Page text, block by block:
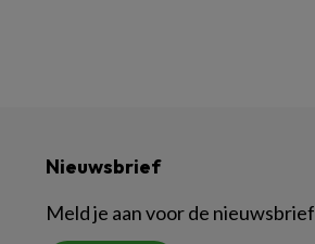
Nieuwsbrief
Meld je aan voor de nieuwsbrief